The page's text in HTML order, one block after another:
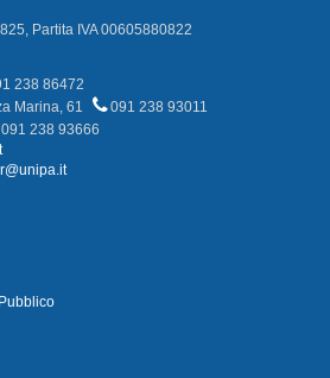
Partita IVA 00605880822
238 86472
Marina, 61
091 238 93011
091 238 93666